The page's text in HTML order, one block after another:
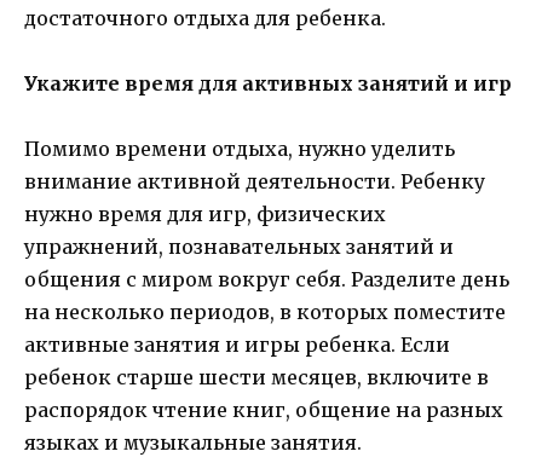
достаточного отдыха для ребенка.
Укажите время для активных занятий и игр
Помимо времени отдыха, нужно уделить
внимание активной деятельности. Ребенку
нужно время для игр, физических
упражнений, познавательных занятий и
общения с миром вокруг себя. Разделите день
на несколько периодов, в которых поместите
активные занятия и игры ребенка. Если
ребенок старше шести месяцев, включите в
распорядок чтение книг, общение на разных
языках и музыкальные занятия.